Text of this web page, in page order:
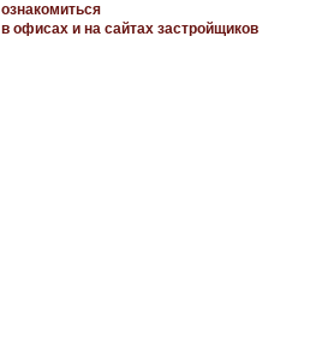
ознакомиться
в офисах и на сайтах застройщиков